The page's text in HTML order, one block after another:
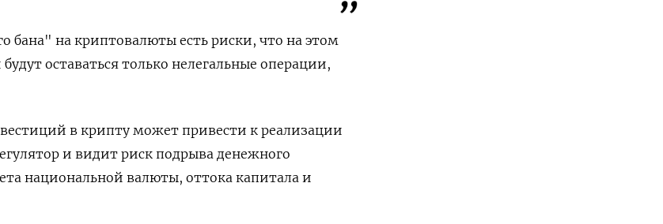
бана" на криптовалюты есть риски, что на этом
оставаться только нелегальные операции,
в крипту может привести к реализации
и видит риск подрыва денежного
национальной валюты, оттока капитала и